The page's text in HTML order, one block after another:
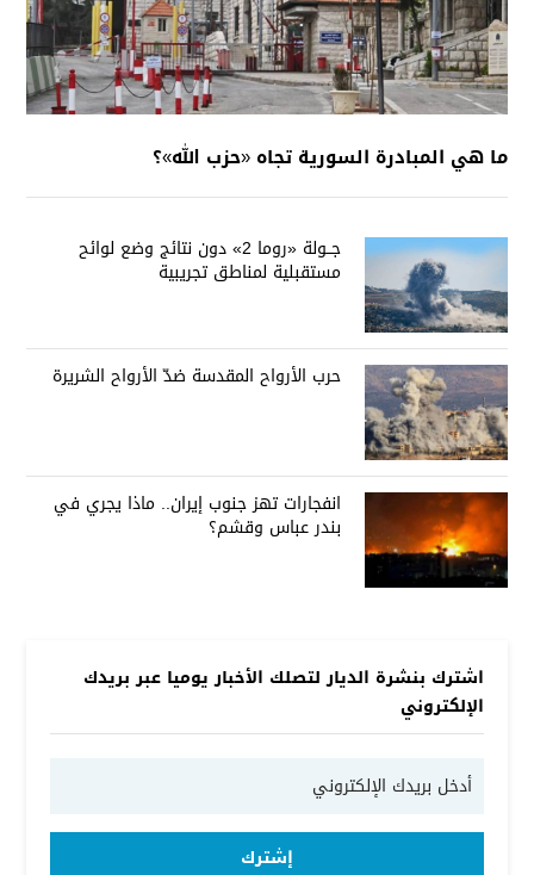
ما هي المبادرة السورية تجاه «حزب الله»؟
جــولة «روما 2» دون نتائج وضع لوائح
مستقبلية لمناطق تجريبية
حرب الأرواح المقدسة ضدّ الأرواح الشريرة
انفجارات تهز جنوب إيران.. ماذا يجري في
بندر عباس وقشم؟
اشترك بنشرة الديار لتصلك الأخبار يوميا عبر بريدك
الإلكتروني
إشترك